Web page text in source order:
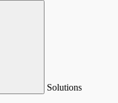
Solutions